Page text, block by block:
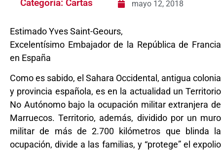
Categoría:Cartas mayo 12, 2018
Estimado Yves Saint-Geours,
Excelentísimo Embajador de la República de Francia
en España
Como es sabido, el Sahara Occidental, antigua colonia
y provincia española, es en la actualidad un Territorio
No Autónomo bajo la ocupación militar extranjera de
Marruecos. Territorio, además, dividido por un muro
militar de más de 2.700 kilómetros que blinda la
ocupación, divide a las familias, y “protege” el expolio